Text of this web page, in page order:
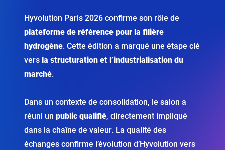
Hyvolution Paris 2026 confirme son rôle de
plateforme de référence pour la filière
hydrogène. Cette édition a marqué une étape clé
vers la structuration et l’industrialisation du
marché.
Dans un contexte de consolidation, le salon a
réuni un public qualifié, directement impliqué
dans la chaîne de valeur. La qualité des
échanges confirme l’évolution d’Hyvolution vers